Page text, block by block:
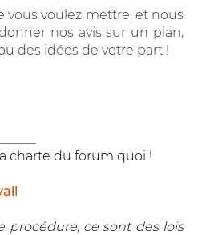
vous voulez mettre, et nous
nos avis sur un plan,
des idées de votre part !
charte du forum quoi !
procédure, ce sont des lois